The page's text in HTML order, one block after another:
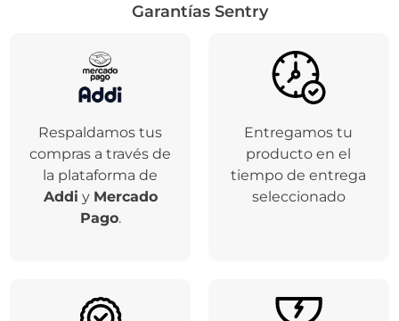
Garantías Sentry
Respaldamos tus
compras a través de
la plataforma de
Addi y Mercado
Pago.
Entregamos tu
producto en el
tiempo de entrega
seleccionado